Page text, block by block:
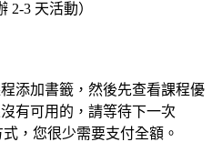
2-3 天活動）
添加書籤，然後先查看課程優
有可用的，請等待下一次
，您很少需要支付全額。